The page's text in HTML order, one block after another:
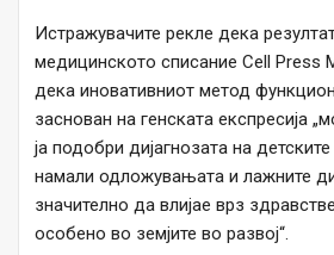
Истражувачите рекле дека
медицинското списание Cell Press
дека иновативниот метод
заснован на генската експресија
ја подобри дијагнозата на
намали одложувањата и лажните
значително да влијае врз
особено во земјите во развој“.